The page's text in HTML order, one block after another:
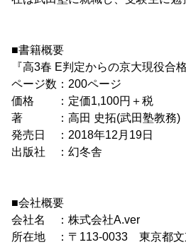
■書籍概要
『高3春 E判定からの京大現役合格
ページ数：200ページ
価格 ：定価1,100円＋税
著 ：高田 史拓(武田塾教務)
発売日 ：2018年12月19日
出版社 ：幻冬舎
■会社概要
会社名 ：株式会社A.ver
所在地 ：〒113-0033 東京都文